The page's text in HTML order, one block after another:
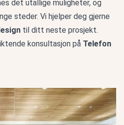
det utallige muligheter, og
steder. Vi hjelper deg gjerne
til ditt neste prosjekt.
konsultasjon på Telefon